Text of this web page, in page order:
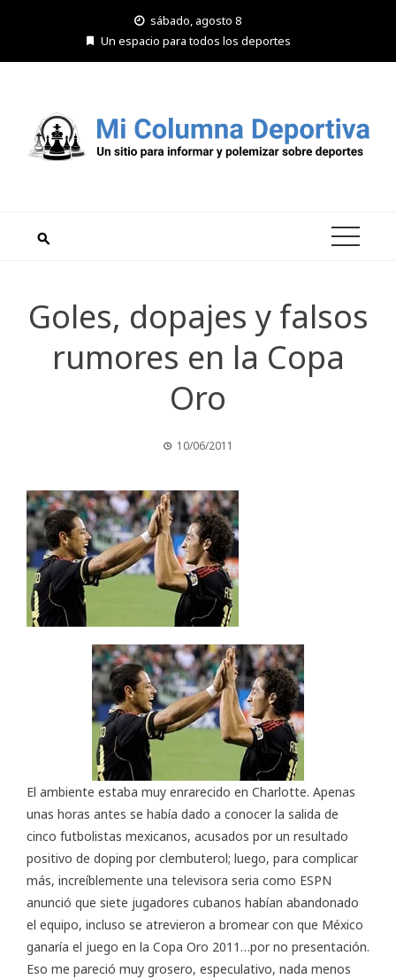
sábado, agosto 8
Un espacio para todos los deportes
Goles, dopajes y falsos
rumores en la Copa
Oro
10/06/2011
El ambiente estaba muy enrarecido en Charlotte. Apenas
unas horas antes se había dado a conocer la salida de
cinco futbolistas mexicanos, acusados por un resultado
positivo de doping por clembuterol; luego, para complicar
más, increíblemente una televisora seria como ESPN
anunció que siete jugadores cubanos habían abandonado
el equipo, incluso se atrevieron a bromear con que México
ganaría el juego en la Copa Oro 2011…por no presentación.
Eso me pareció muy grosero, especulativo, nada menos